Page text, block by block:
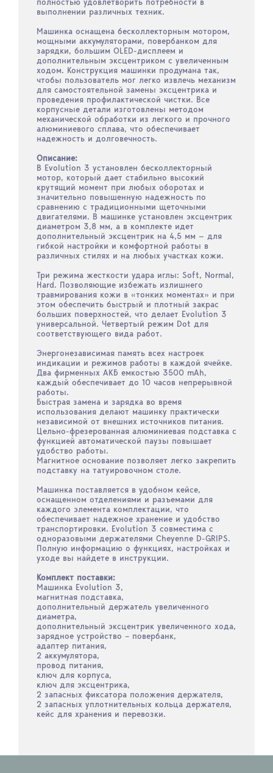
выполнении различных техник.
Машинка оснащена бесколлекторным мотором,
мощными аккумуляторами, повербанком для
зарядки, большим OLED-дисплеем и
дополнительным эксцентриком с увеличенным
ходом. Конструкция машинки продумана так,
чтобы пользователь мог легко извлечь механизм
для самостоятельной замены эксцентрика и
проведения профилактической чистки. Все
корпусные детали изготовлены методом
механической обработки из легкого и прочного
алюминиевого сплава, что обеспечивает
надежность и долговечность.
Описание:
В Evolution 3 установлен бесколлекторный
мотор, который дает стабильно высокий
крутящий момент при любых оборотах и
значительно повышенную надежность по
сравнению с традиционными щеточными
двигателями. В машинке установлен эксцентрик
диаметром 3,8 мм, а в комплекте идет
дополнительный эксцентрик на 4,5 мм — для
гибкой настройки и комфортной работы в
различных стилях и на любых участках кожи.
Три режима жесткости удара иглы: Soft, Normal,
Hard. Позволяющие избежать излишнего
травмирования кожи в «тонких моментах» и при
этом обеспечить быстрый и плотный закрас
больших поверхностей, что делает Evolution 3
универсальной. Четвертый режим Dot для
соответствующего вида работ.
Энергонезависимая память всех настроек
индикации и режимов работы в каждой ячейке.
Два фирменных АКБ емкостью 3500 mAh,
каждый обеспечивает до 10 часов непрерывной
работы.
Быстрая замена и зарядка во время
использования делают машинку практически
независимой от внешних источников питания.
Цельно-фрезерованная алюминиевая подставка с
функцией автоматической паузы повышает
удобство работы.
Магнитное основание позволяет легко закрепить
подставку на татуировочном столе.
Машинка поставляется в удобном кейсе,
оснащенном отделениями и разъемами для
каждого элемента комплектации, что
обеспечивает надежное хранение и удобство
транспортировки. Evolution 3 совместима с
одноразовыми держателями Cheyenne D-GRIPS.
Полную информацию о функциях, настройках и
уходе вы найдете в инструкции.
Комплект поставки:
Машинка Evolution 3,
магнитная подставка,
дополнительный держатель увеличенного
диаметра,
дополнительный эксцентрик увеличенного хода,
зарядное устройство – повербанк,
адаптер питания,
2 аккумулятора,
провод питания,
ключ для корпуса,
ключ для эксцентрика,
2 запасных фиксатора положения держателя,
2 запасных уплотнительных кольца держателя,
кейс для хранения и перевозки.